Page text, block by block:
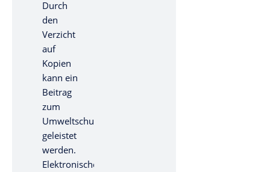
Durch
den
Verzicht
auf
Kopien
kann ein
Beitrag
zum
Umweltschutz
geleistet
werden.
Elektronische